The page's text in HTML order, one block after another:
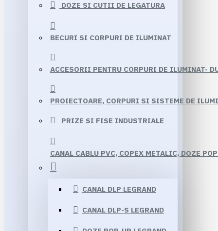
DOZE SI CUTII DE LEGATURA
BECURI SI CORPURI DE ILUMINAT
ACCESORII PENTRU CORPURI DE ILUMINAT-
PROIECTOARE, CORPURI SI SISTEME DE
PRIZE SI FISE INDUSTRIALE
CANAL CABLU PVC, COPEX METALIC, DOZE
CANAL DLP LEGRAND
CANAL DLP-S LEGRAND